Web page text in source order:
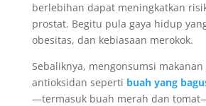
berlebihan dapat meningkatkan
prostat. Begitu pula gaya hidup
obesitas, dan kebiasaan merokok.
Sebaliknya, mengonsumsi makanan
antioksidan seperti buah yang
—termasuk buah merah dan